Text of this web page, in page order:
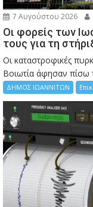
7 Αυγούστου 2026
Οι φορείς των
τους για τη
Οι καταστροφικές
Bοιωτία άφησαν
ΔΗΜΟΣ ΙΩΑΝΝΙΤΩΝ